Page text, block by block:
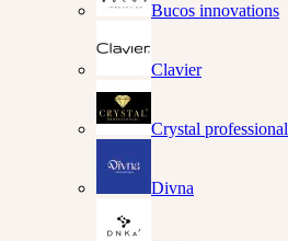
Bucos innovations
Clavier
Crystal professional
Divna